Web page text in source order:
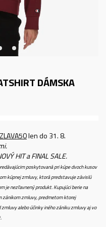
DÁMSKA
ZLAVA50len do 31. 8.
HIT a FINAL SALE.
poskytovaná pri kúpe dvoch kusov
kúpnej zmluvy, ktorá predstavuje závislú
je nezľavnený produkt. Kupujúci berie na
zánikom zmluvy, predmetom ktorej
alebo účinky iného zániku zmluvy aj vo